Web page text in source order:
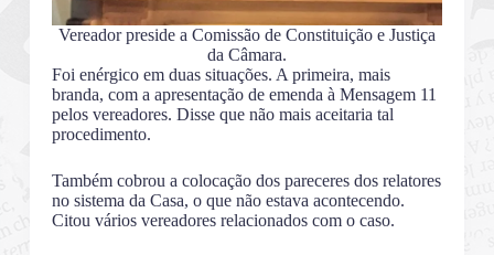
Vereador preside a Comissão de Constituição e Justiça
da Câmara.
Foi enérgico em duas situações. A primeira, mais
branda, com a apresentação de emenda à Mensagem 11
pelos vereadores. Disse que não mais aceitaria tal
procedimento.
Também cobrou a colocação dos pareceres dos relatores
no sistema da Casa, o que não estava acontecendo.
Citou vários vereadores relacionados com o caso.